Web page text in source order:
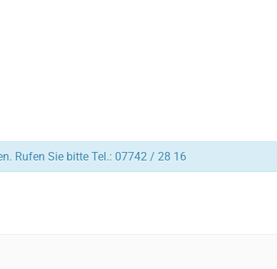
Rufen Sie bitte Tel.: 07742 / 28 16